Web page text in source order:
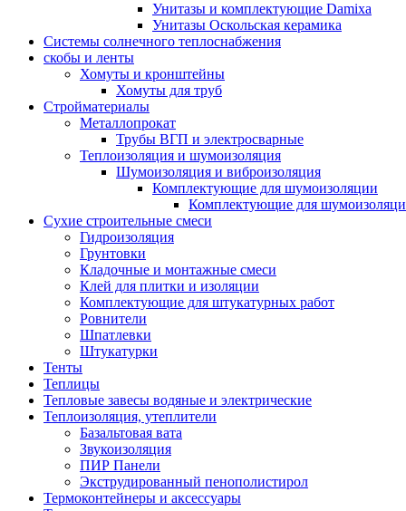
Унитазы и комплектующие Damixa
Унитазы Оскольская керамика
Системы солнечного теплоснабжения
скобы и ленты
Хомуты и кронштейны
Хомуты для труб
Стройматериалы
Металлопрокат
Трубы ВГП и электросварные
Теплоизоляция и шумоизоляция
Шумоизоляция и виброизоляция
Комплектующие для шумоизоляции
Комплектующие для
Сухие строительные смеси
Гидроизоляция
Грунтовки
Кладочные и монтажные смеси
Клей для плитки и изоляции
Комплектующие для штукатурных работ
Ровнители
Шпатлевки
Штукатурки
Тенты
Теплицы
Тепловые завесы водяные и электрические
Теплоизоляция, утеплители
Базальтовая вата
Звукоизоляция
ПИР Панели
Экструдированный пенополистирол
Термоконтейнеры и аксессуары